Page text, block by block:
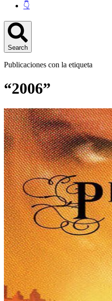
👇
Search
Publicaciones con la etiqueta
“2006”